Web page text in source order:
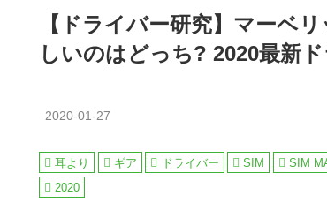
【ドライバー研究】マーベ
しいのはどっち? 2020最新
2020-01-27
耳より ギア ドライバー SIM SIM
2020